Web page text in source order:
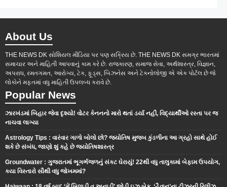
About Us
THE NEWS DK સોશિયલ મીડિયા પર પણ સક્રિય છે. THE NEWS DK સમગ્ર ભારતમાં
સમાચાર અને માહિતી આપવાનું કામ કરે છે. રાજકારણ, સમાજ સેવા, અર્થશાસ્ત્ર, વિજ્ઞાન,
અપરાધ, રમતગમત, આરોગ્ય, ટેક, ફૂડ્સ, બિઝનેસ અને ટેકનોલોજી એ એક પોર્ટલ છે જે
લોકોને મફતમાં વધુ માહિતી ઉપલબ્ધ કરાવે છે.
Popular News
ઝારખંડમાં બિહાર જેવા દૃશ્યો! વોટર કેનનનો મારો થતાં ડર્યા નહીં, વિદ્યાર્થીઓ રસ્તા પર જ
નાચવા લાગ્યા
Astrology Tips : વારંવાર ગાળો બોલો છો? જ્યોતિષ મુજબ કુંડળીના આ ગ્રહો સાથે હોઈ
શકે છે સંબંધ, જાણો શું કહે છે જ્યોતિષશાસ્ત્ર
Groundwater : ગુજરાતમાં ભૂગર્ભજળનું સંકટ ઘેરાયું! 22થી વધુ તાલુકામાં બેફામ ઉપયોગ,
કયા વિસ્તારો સૌથી વધુ જોખમમાં?